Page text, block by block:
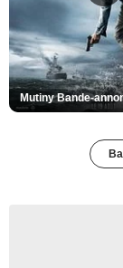
Mutiny Bande-